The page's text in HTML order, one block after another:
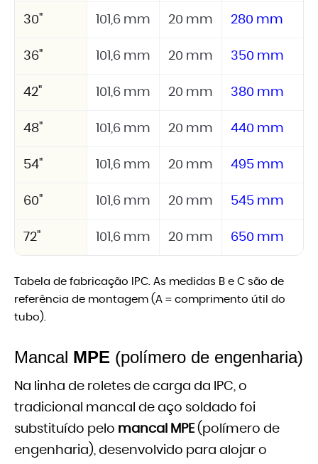
30" 101,6 mm 20 mm 280 mm
36" 101,6 mm 20 mm 350 mm
42" 101,6 mm 20 mm 380 mm
48" 101,6 mm 20 mm 440 mm
54" 101,6 mm 20 mm 495 mm
60" 101,6 mm 20 mm 545 mm
72" 101,6 mm 20 mm 650 mm
Tabela de fabricação IPC. As medidas B e C são de
referência de montagem (A = comprimento útil do
tubo).
Mancal MPE (polímero de engenharia)
Na linha de roletes de carga da IPC, o
tradicional mancal de aço soldado foi
substituído pelo mancal MPE (polímero de
engenharia), desenvolvido para alojar o